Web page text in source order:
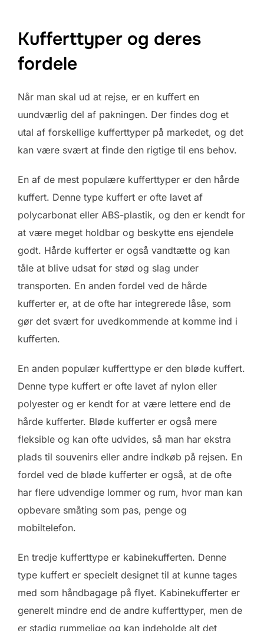
Kufferttyper og deres
fordele
Når man skal ud at rejse, er en kuffert en
uundværlig del af pakningen. Der findes dog et
utal af forskellige kufferttyper på markedet, og det
kan være svært at finde den rigtige til ens behov.
En af de mest populære kufferttyper er den hårde
kuffert. Denne type kuffert er ofte lavet af
polycarbonat eller ABS-plastik, og den er kendt for
at være meget holdbar og beskytte ens ejendele
godt. Hårde kufferter er også vandtætte og kan
tåle at blive udsat for stød og slag under
transporten. En anden fordel ved de hårde
kufferter er, at de ofte har integrerede låse, som
gør det svært for uvedkommende at komme ind i
kufferten.
En anden populær kufferttype er den bløde kuffert.
Denne type kuffert er ofte lavet af nylon eller
polyester og er kendt for at være lettere end de
hårde kufferter. Bløde kufferter er også mere
fleksible og kan ofte udvides, så man har ekstra
plads til souvenirs eller andre indkøb på rejsen. En
fordel ved de bløde kufferter er også, at de ofte
har flere udvendige lommer og rum, hvor man kan
opbevare småting som pas, penge og
mobiltelefon.
En tredje kufferttype er kabinekufferten. Denne
type kuffert er specielt designet til at kunne tages
med som håndbagage på flyet. Kabinekufferter er
generelt mindre end de andre kufferttyper, men de
er stadig rummelige og kan indeholde alt det